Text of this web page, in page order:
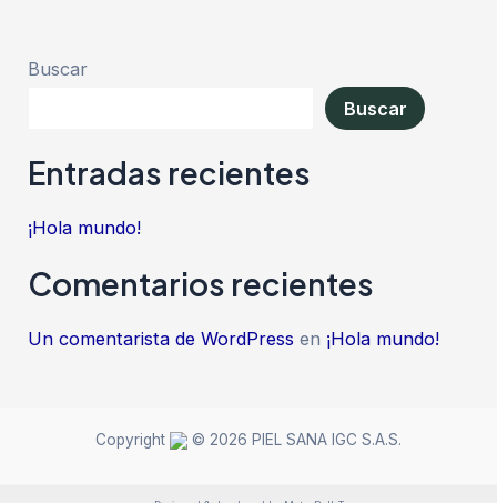
Buscar
Buscar
Entradas recientes
¡Hola mundo!
Comentarios recientes
Un comentarista de WordPress en ¡Hola mundo!
Copyright © 2026 PIEL SANA IGC S.A.S.